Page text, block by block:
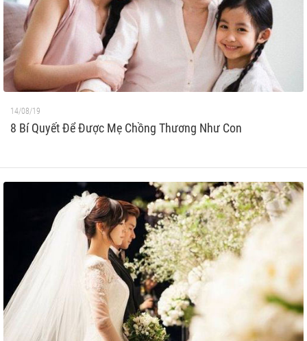
14/08/19
8 Bí Quyết Để Được Mẹ Chồng Thương Như Con